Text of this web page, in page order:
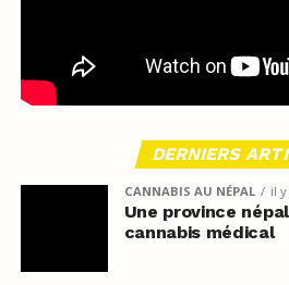
DERNIERS
CANNABIS AU NÉPAL il
Une province
cannabis médical